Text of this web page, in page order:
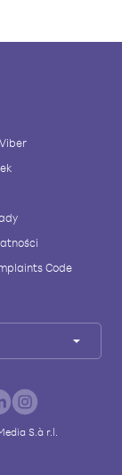
Code
S.à r.l.